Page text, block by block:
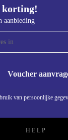
korting!
aanbieding
Voucher
van persoonlijke
en
NEW.
HELP